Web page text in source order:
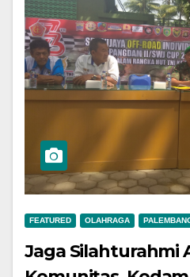
FEATURED OLAHRAGA
Jaga Silahturahmi